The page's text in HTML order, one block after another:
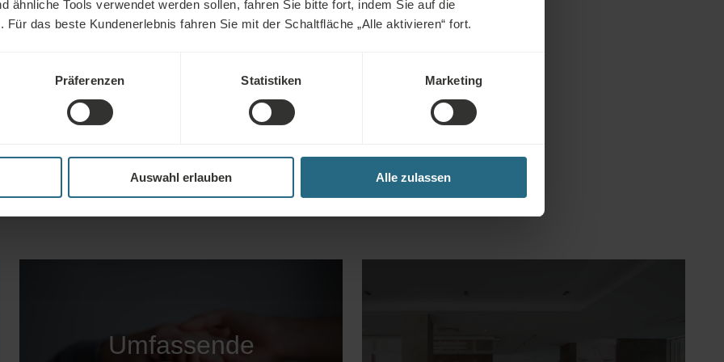
ähnliche Tools verwendet werden sollen, fahren Sie bitte fort, indem Sie auf die
Für das beste Kundenerlebnis fahren Sie mit der Schaltfläche „Alle aktivieren“ fort.
Präferenzen Statistiken Marketing
Auswahl erlauben Alle zulassen
eingesetzt.
positiv auf die Behandlung von chronischen
Entzündungen und Erkrankungen des
Umfassende